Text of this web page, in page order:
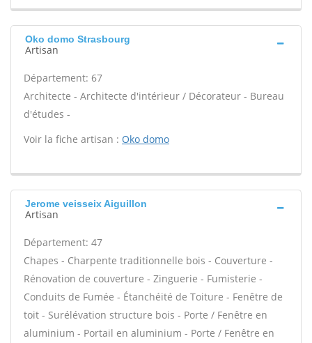
Oko domo Strasbourg
Artisan
Département: 67
Architecte - Architecte d'intérieur / Décorateur - Bureau
d'études -
Voir la fiche artisan : Oko domo
Jerome veisseix Aiguillon
Artisan
Département: 47
Chapes - Charpente traditionnelle bois - Couverture -
Rénovation de couverture - Zinguerie - Fumisterie -
Conduits de Fumée - Étanchéité de Toiture - Fenêtre de
toit - Surélévation structure bois - Porte / Fenêtre en
aluminium - Portail en aluminium - Porte / Fenêtre en